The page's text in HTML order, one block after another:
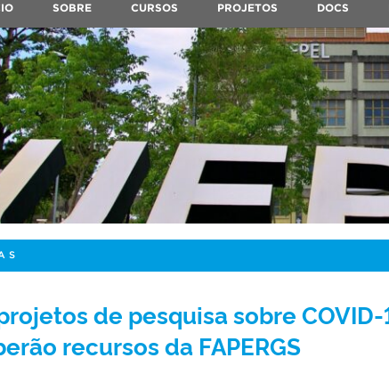
SOBRE CURSOS PROJETOS DOCS
de pesquisa sobre COVID-
recursos da FAPERGS